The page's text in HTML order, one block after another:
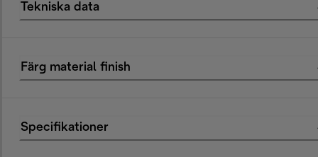
Tekniska data
Färg material finish
Specifikationer